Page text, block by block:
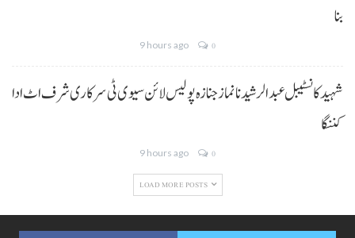
بنا
9 hours ago 0
شہید کانسٹیبل عبدالرشید نا نماز جنازہ پولیس لائن سیوی ٹی سرکاری شرف اٹ ادا
کننگا
9 hours ago 0
LOAD MORE POSTS